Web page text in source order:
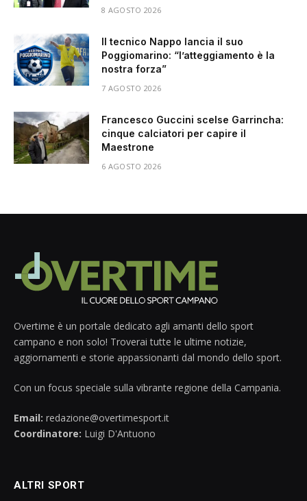
8 AGOSTO 2026
Il tecnico Nappo lancia il suo
Poggiomarino: “l’atteggiamento è la
nostra forza”
7 AGOSTO 2026
Francesco Guccini scelse Garrincha:
cinque calciatori per capire il
Maestrone
6 AGOSTO 2026
Overtime è un portale dedicato agli amanti dello sport
campano e non solo! Troverai tutte le ultime notizie,
aggiornamenti e storie appassionanti dal mondo dello sport.
Con un focus speciale sulla vibrante regione della Campania.
Email: redazione@overtimesport.it
Coordinatore: Luigi D'Antuono
ALTRI SPORT